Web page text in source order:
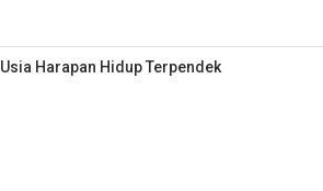
Harapan Hidup Terpendek